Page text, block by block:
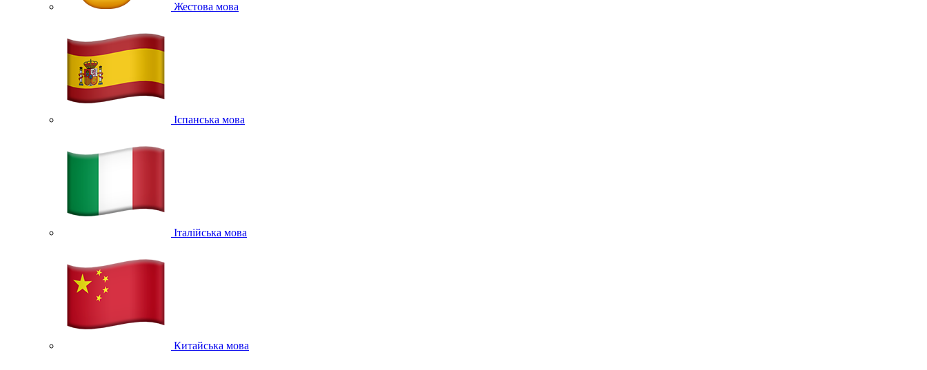
Жестова мова
Іспанська мова
Італійська мова
Китайська мова